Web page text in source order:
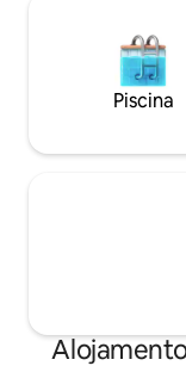
Piscina